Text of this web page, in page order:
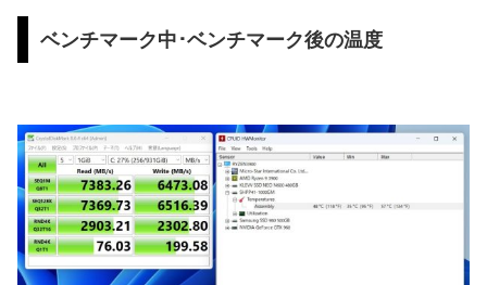
ベンチマーク中･ベンチマーク後の温度